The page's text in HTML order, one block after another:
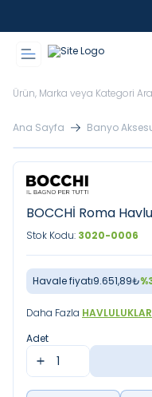
Ana Sayfa Banyo
BOCCHİ Roma
Stok Kodu: 3020-0006
Havale fiyatı9.651,89₺%
Daha Fazla HAVLULUKLAR
Adet